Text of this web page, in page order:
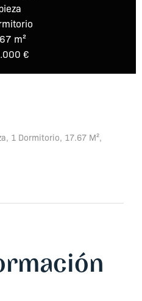
m²
€
1 Dormitorio, 17.67 M²,